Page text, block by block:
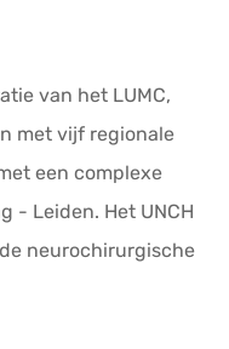
van het LUMC,
met vijf regionale
een complexe
- Leiden. Het UNCH
neurochirurgische